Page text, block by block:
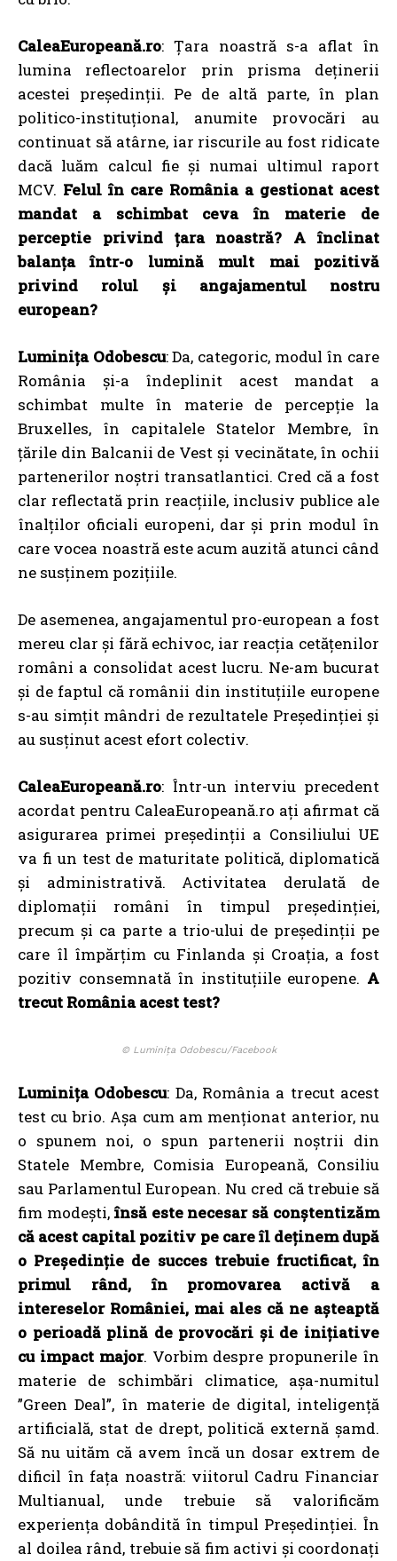
CaleaEuropeană.ro: Țara noastră s-a aflat în
lumina reflectoarelor prin prisma deținerii
acestei președinții. Pe de altă parte, în plan
politico-instituțional, anumite provocări au
continuat să atârne, iar riscurile au fost ridicate
dacă luăm calcul fie și numai ultimul raport
MCV. Felul în care România a gestionat acest
mandat a schimbat ceva în materie de
perceptie privind țara noastră? A înclinat
balanța într-o lumină mult mai pozitivă
privind rolul și angajamentul nostru
european?
Luminița Odobescu: Da, categoric, modul în care
România și-a îndeplinit acest mandat a
schimbat multe în materie de percepție la
Bruxelles, în capitalele Statelor Membre, în
țările din Balcanii de Vest și vecinătate, în ochii
partenerilor noștri transatlantici. Cred că a fost
clar reflectată prin reacțiile, inclusiv publice ale
înalților oficiali europeni, dar și prin modul în
care vocea noastră este acum auzită atunci când
ne susținem pozițiile.
De asemenea, angajamentul pro-european a fost
mereu clar și fără echivoc, iar reacția cetățenilor
români a consolidat acest lucru. Ne-am bucurat
și de faptul că românii din instituțiile europene
s-au simțit mândri de rezultatele Președinției și
au susținut acest efort colectiv.
CaleaEuropeană.ro: Într-un interviu precedent
acordat pentru CaleaEuropeană.ro ați afirmat că
asigurarea primei președinții a Consiliului UE
va fi un test de maturitate politică, diplomatică
și administrativă. Activitatea derulată de
diplomații români în timpul președinției,
precum și ca parte a trio-ului de președinții pe
care îl împărțim cu Finlanda și Croația, a fost
pozitiv consemnată în instituțiile europene. A
trecut România acest test?
© Luminița Odobescu/Facebook
Luminița Odobescu: Da, România a trecut acest
test cu brio. Așa cum am menționat anterior, nu
o spunem noi, o spun partenerii noștrii din
Statele Membre, Comisia Europeană, Consiliu
sau Parlamentul European. Nu cred că trebuie să
fim modești, însă este necesar să conștentizăm
că acest capital pozitiv pe care îl deținem după
o Președinție de succes trebuie fructificat, în
primul rând, în promovarea activă a
intereselor României, mai ales că ne așteaptă
o perioadă plină de provocări și de inițiative
cu impact major. Vorbim despre propunerile în
materie de schimbări climatice, așa-numitul
”Green Deal”, în materie de digital, inteligență
artificială, stat de drept, politică externă șamd.
Să nu uităm că avem încă un dosar extrem de
dificil în fața noastră: viitorul Cadru Financiar
Multianual, unde trebuie să valorificăm
experiența dobândită în timpul Președinției. În
al doilea rând, trebuie să fim activi și coordonați